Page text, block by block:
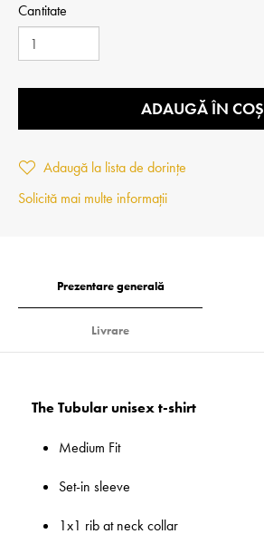
Cantitate
ADAUGĂ ÎN COȘ
Adaugă la lista de dorințe
Solicită mai multe informații
Prezentare generală
Livrare
The Tubular unisex t-shirt
Medium Fit
Set-in sleeve
1x1 rib at neck collar